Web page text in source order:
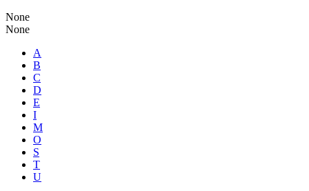
None
None
A
B
C
D
E
I
M
O
S
T
U